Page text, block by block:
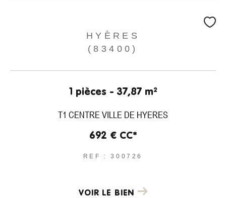
HYÈRES
(83400)
1 pièces - 37,87 m²
T1 CENTRE VILLE DE HYERES
692 € CC*
REF : 300726
VOIR LE BIEN